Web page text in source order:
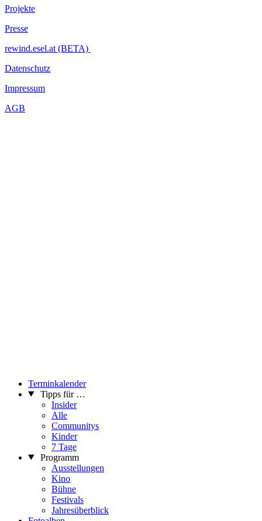
Projekte
Presse
rewind.esel.at (BETA)
Datenschutz
Impressum
AGB
Terminkalender
Tipps für …
Insider
Alle
Communitys
Kinder
7 Tage
Programm
Ausstellungen
Kino
Bühne
Festivals
Jahresüberblick